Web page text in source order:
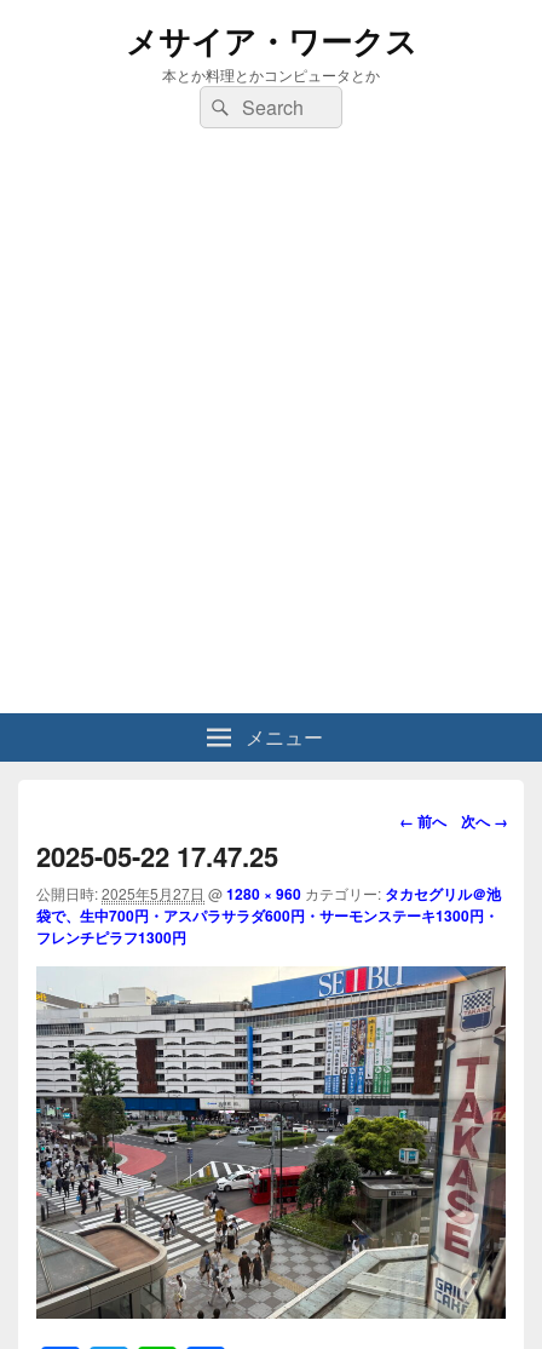
メサイア・ワークス
本とか料理とかコンピュータとか
検
索:
検
索
メニュー
画
ビ
ゲ
シ
ョ
ン
← 前へ 次へ →
2025-05-22 17.47.25
公開日時:2025年5月27日 @1280 × 960 カテゴリー: タカセグリル＠池
袋で、生中700円・アスパラサラダ600円・サーモンステーキ1300円・
フレンチピラフ1300円